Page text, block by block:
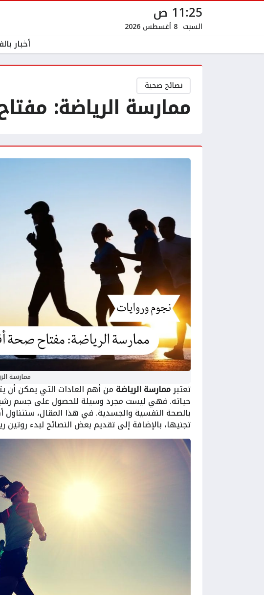
11:25 ص
السبت 8 أغسطس 2026
أخبار
نصائح صحية
ممارسة الرياضة:
ممارسة
تعتبرممارسة الرياضة من أهم العادات التي يمكن أن
حياته. فهي ليست مجرد وسيلة للحصول على جسم
بالصحة النفسية والجسدية. في هذا المقال، سنتناول
تجنيها، بالإضافة إلى تقديم بعض النصائح لبدء